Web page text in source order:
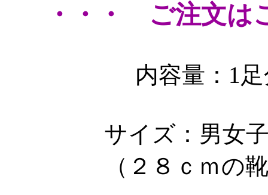
・・・ ご注文は
内容量：1
サイズ：男女
（２８ｃｍの